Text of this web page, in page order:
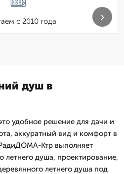
с 2010 года ›
душ в
удобное решение для дачи и
аккуратный вид и комфорт в
Ктр выполняет
летнего душа, проектирование,
летнего душа под